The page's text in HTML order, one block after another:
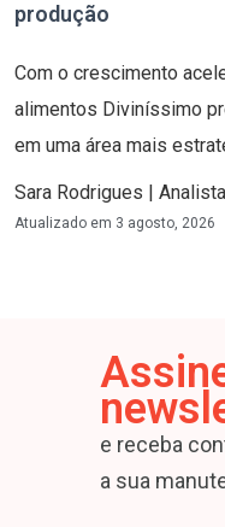
produção
Com o crescimento
alimentos Diviníssimo
em uma área mais
Sara Rodrigues |
Atualizado em 3 agosto, 2026
e receba
a sua